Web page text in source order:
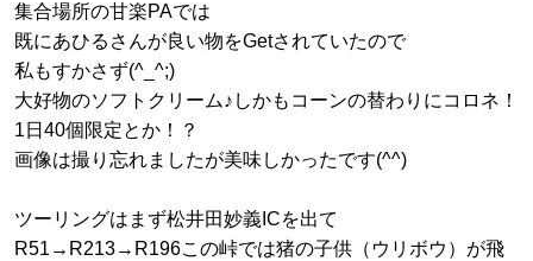
集合場所の甘楽PAでは
既にあひるさんが良い物をGetされていたので
私もすかさず(^_^;)
大好物のソフトクリーム♪しかもコーンの替わりにコロネ！
1日40個限定とか！？
画像は撮り忘れましたが美味しかったです(^^)
ツーリングはまず松井田妙義ICを出て
R51→R213→R196この峠では猪の子供（ウリボウ）が飛